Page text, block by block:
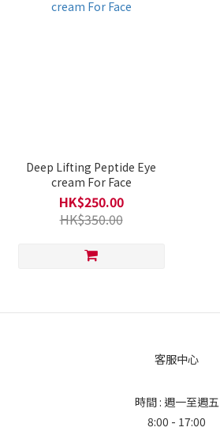
Deep Lifting Peptide Eye
cream For Face
HK$250.00
HK$350.00
客服中心
時間 : 週一至週五
8:00 - 17:00